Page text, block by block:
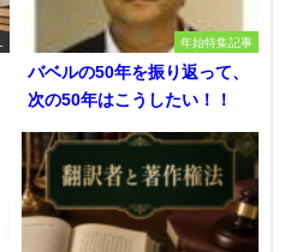
年始特集記事
バベルの50年を振り返って、
次の50年はこうしたい！！